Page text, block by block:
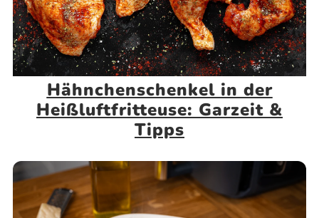
Hähnchenschenkel in der
Heißluftfritteuse: Garzeit &
Tipps